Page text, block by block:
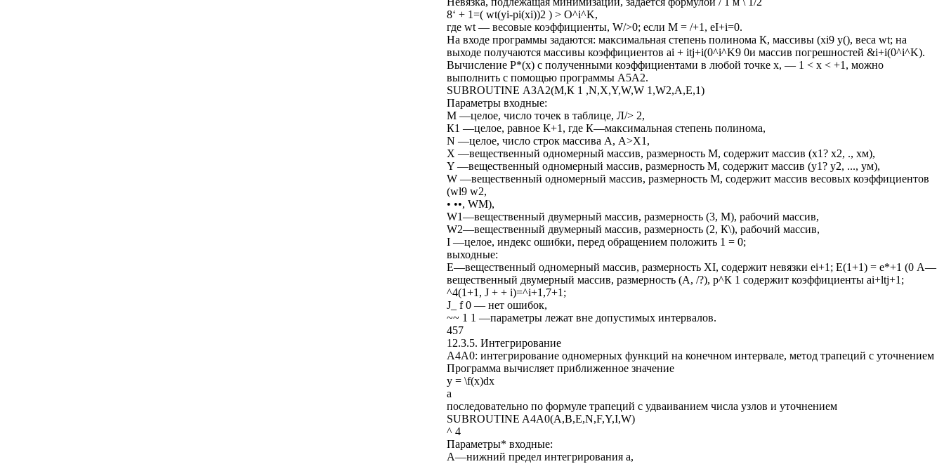
8‘ + 1=( wt(yi-pi(xi))2 ) > O^i^K,
где wt — весовые коэффициенты, W/>0; если М = /+1, eI+i=0.
На входе программы задаются: максимальная степень полинома К, массивы (xi9 у(), веса wt; на
выходе получаются массивы коэффициентов ai + itj+i(0^i^K9 0и массив погрешностей &i+i(0^i^K).
Вычисление Р*(х) с полученными коэффициентами в любой точке х, — 1 < х < +1, можно
выполнить с помощью программы А5А2.
SUBROUTINE АЗА2(М,К 1 ,N,X,Y,W,W 1,W2,А,Е,1)
Параметры входные:
М —целое, число точек в таблице, Л/> 2,
К1 —целое, равное К+1, где К—максимальная степень полинома,
N —целое, число строк массива А, А>Х1,
X —вещественный одномерный массив, размерность М, содержит массив (х1? х2, ., хм),
Y —вещественный одномерный массив, размерность М, содержит массив (у1? у2, ..., ум),
W —вещественный одномерный массив, размерность М, содержит массив весовых коэффициентов
(wl9 w2,
• ••, WM),
W1—вещественный двумерный массив, размерность (3, М), рабочий массив,
W2—вещественный двумерный массив, размерность (2, К\), рабочий массив,
I —целое, индекс ошибки, перед обращением положить 1 = 0;
выходные:
Е—вещественный одномерный массив, размерность XI, содержит невязки ei+1; Е(1+1) = е*+1 (0 А—
вещественный двумерный массив, размерность (А, /?), р^К 1 содержит коэффициенты ai+ltj+1;
^4(1+1, J + + i)=^i+1,7+1;
J_ f 0 — нет ошибок,
~~ 1 1 —параметры лежат вне допустимых интервалов.
457
12.3.5. Интегрирование
А4А0: интегрирование одномерных функций на конечном интервале, метод трапеций с уточнением
Программа вычисляет приближенное значение
y = \f(x)dx
а
последовательно по формуле трапеций с удваиванием числа узлов и уточнением
SUBROUTINE A4A0(A,B,E,N,F,Y,I,W)
^ 4
Параметры* входные:
А—нижний предел интегрирования а,